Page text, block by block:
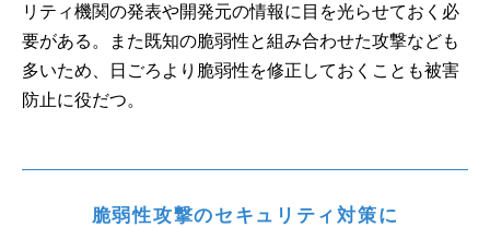
リティ機関の発表や開発元の情報に目を光らせておく必
要がある。また既知の脆弱性と組み合わせた攻撃なども
多いため、日ごろより脆弱性を修正しておくことも被害
防止に役だつ。
脆弱性攻撃のセキュリティ対策に